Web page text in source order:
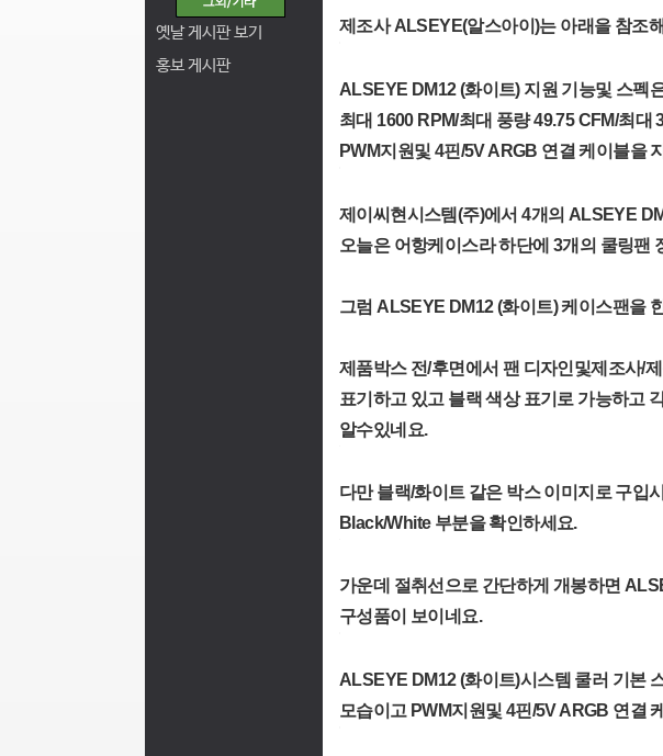
옛날 게시판 보기
홍보 게시판
제조사 ALSEYE(알스아이)는 아래을 참조
ALSEYE DM12 (화이트) 지원 기능및 스펙
최대 1600 RPM/최대 풍량 49.75 CFM/최
PWM지원및 4핀/5V ARGB 연결 케이블을
제이씨현시스템(주)에서 4개의 ALSEYE
오늘은 어항케이스라 하단에 3개의 쿨링팬
그럼 ALSEYE DM12 (화이트) 케이스팬을
제품박스 전/후면에서 팬 디자인및제조사/
표기하고 있고 블랙 색상 표기로 가능하고
알수있네요.
다만 블랙/화이트 같은 박스 이미지로 구입
Black/White 부분을 확인하세요.
가운데 절취선으로 간단하게 개봉하면
구성품이 보이네요.
ALSEYE DM12 (화이트)시스템 쿨러 기본
모습이고 PWM지원및 4핀/5V ARGB 연결